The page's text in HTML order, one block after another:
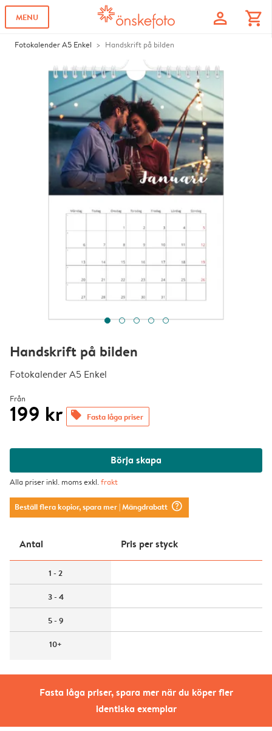
MENU profile shopping_cart
Fotokalender A5 Enkel Handskrift på bilden
Fasta låga priser, spara mer när du köper fler
identiska exemplar
Handskrift på bilden
Fotokalender A5 Enkel
Från
199 kr offers Fasta låga priser
Börja skapa
Alla priser inkl. moms exkl.frakt
Beställ flera kopior, spara mer| Mängdrabatt question_mark_circle
Antal Pris per styck
1 - 2
3 - 4
5 - 9
10+